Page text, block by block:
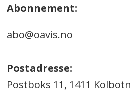
Abonnement:
abo@oavis.no
Postadresse:
Postboks 11, 1411 Kolbotn